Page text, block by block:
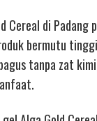
Cereal di Padang
bermutu
tanpa zat